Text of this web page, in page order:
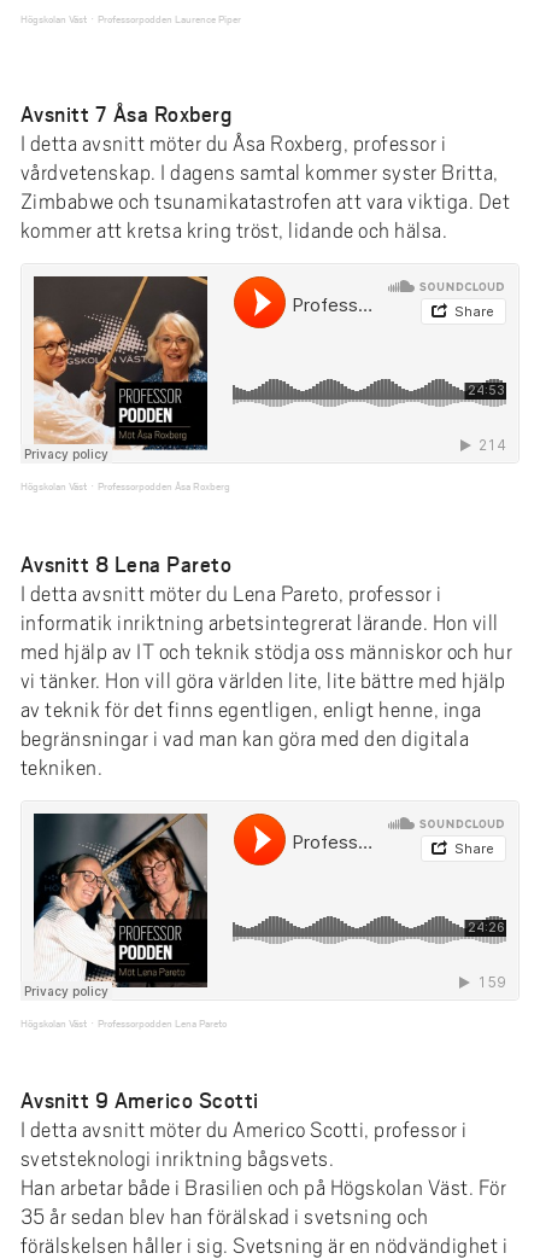
Högskolan Väst· Professorpodden Laurence Piper
Avsnitt 7 Åsa Roxberg
I detta avsnitt möter du Åsa Roxberg, professor i
vårdvetenskap. I dagens samtal kommer syster Britta,
Zimbabwe och tsunamikatastrofen att vara viktiga. Det
kommer att kretsa kring tröst, lidande och hälsa.
Högskolan Väst· Professorpodden Åsa Roxberg
Avsnitt 8 Lena Pareto
I detta avsnitt möter du Lena Pareto, professor i
informatik inriktning arbetsintegrerat lärande. Hon vill
med hjälp av IT och teknik stödja oss människor och hur
vi tänker. Hon vill göra världen lite, lite bättre med hjälp
av teknik för det finns egentligen, enligt henne, inga
begränsningar i vad man kan göra med den digitala
tekniken.
Högskolan Väst· Professorpodden Lena Pareto
Avsnitt 9 Americo Scotti
I detta avsnitt möter du Americo Scotti, professor i
svetsteknologi inriktning bågsvets.
Han arbetar både i Brasilien och på Högskolan Väst. För
35 år sedan blev han förälskad i svetsning och
förälskelsen håller i sig. Svetsning är en nödvändighet i